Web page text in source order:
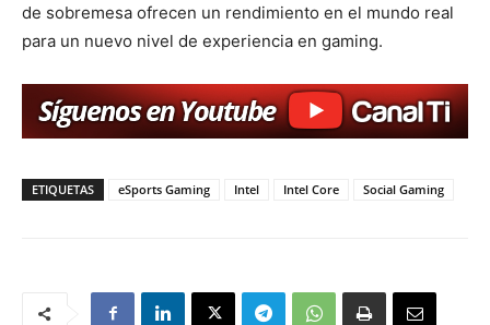
de sobremesa ofrecen un rendimiento en el mundo real
para un nuevo nivel de experiencia en gaming.
ETIQUETAS eSports Gaming Intel Intel Core Social Gaming